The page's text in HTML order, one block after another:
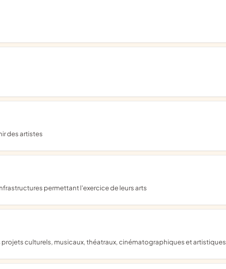
des artistes
permettant l'exercice de leurs arts
culturels, musicaux, théatraux, cinématographiques et artistiques